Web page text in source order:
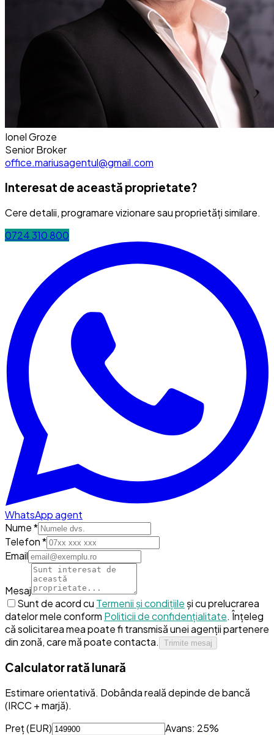
Ionel Groze
Senior Broker
office.mariusagentul@gmail.com
Interesat de această proprietate?
Cere detalii, programare vizionare sau proprietăți similare.
0724 310 800
WhatsApp agent
Nume *
Telefon *
Email
Mesaj
Sunt de acord cu Termenii și condițiile și cu prelucrarea
datelor mele conform Politicii de confidențialitate. Înțeleg
că solicitarea mea poate fi transmisă unei agenții partenere
din zonă, care mă poate contacta.
Trimite mesaj
Calculator rată lunară
Estimare orientativă. Dobânda reală depinde de bancă
(IRCC + marjă).
Preț (EUR) Avans: 25%